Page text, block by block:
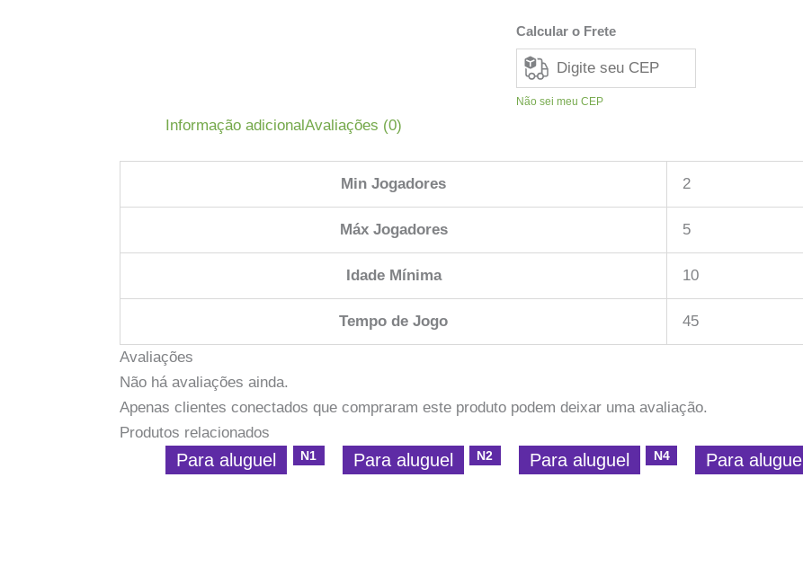
Calcular o Frete
Não sei meu CEP
Informação adicionalAvaliações (0)
Min Jogadores 2
Máx Jogadores 5
Idade Mínima 10
Tempo de Jogo 45
Avaliações
Não há avaliações ainda.
Apenas clientes conectados que compraram este produto podem deixar uma avaliação.
Produtos relacionados
Para aluguel N1 Para aluguel N2 Para aluguel N4 Para aluguel